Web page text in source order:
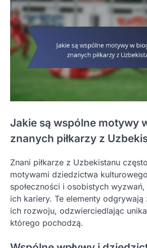
Jakie są wspólne motywy
znanych piłkarzy z
Znani piłkarze z Uzbekistanu
motywami dziedzictwa
społeczności i osobistych wyzwań,
ich kariery. Te elementy
ich rozwoju, odzwierciedlając
którego pochodzą.